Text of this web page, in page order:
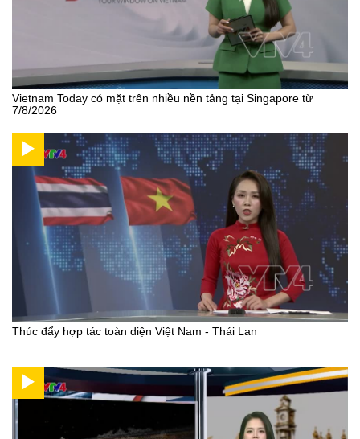
Vietnam Today có mặt trên nhiều nền tảng tại Singapore từ
7/8/2026
Thúc đẩy hợp tác toàn diện Việt Nam - Thái Lan